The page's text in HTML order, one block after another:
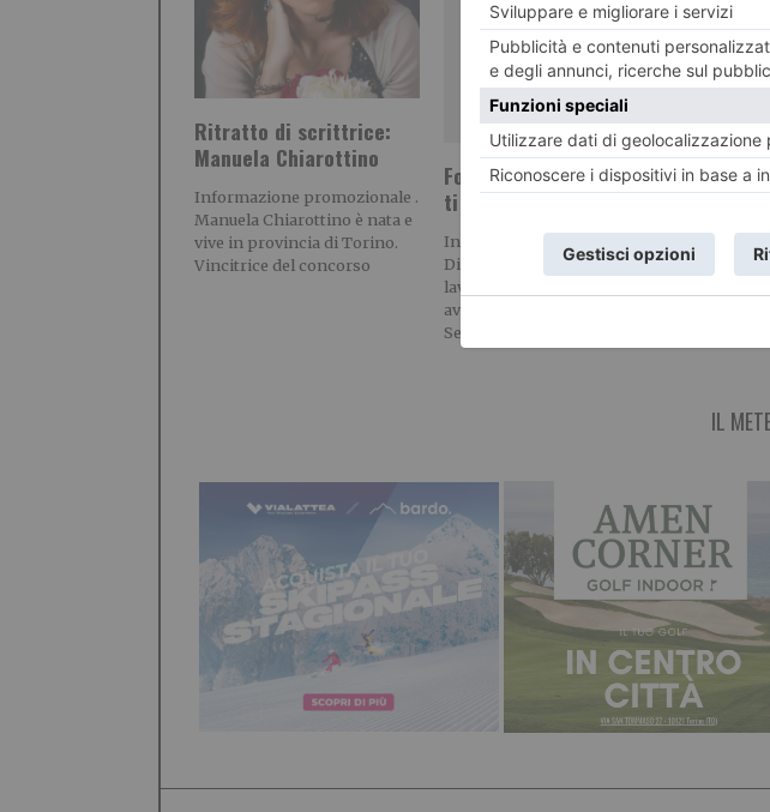
Ritratto di scrittrice:
Manuela Chiarottino
Informazione promozionale .
Manuela Chiarottino è nata e
vive in provincia di Torino.
Vincitrice del concorso
Fondo pensione: perché
ti conviene
Informazione commerciale
Di questi tempi molti
lavoratori si domandano se
avranno mai una pensione.
Se
Platone
qualcosa
IL